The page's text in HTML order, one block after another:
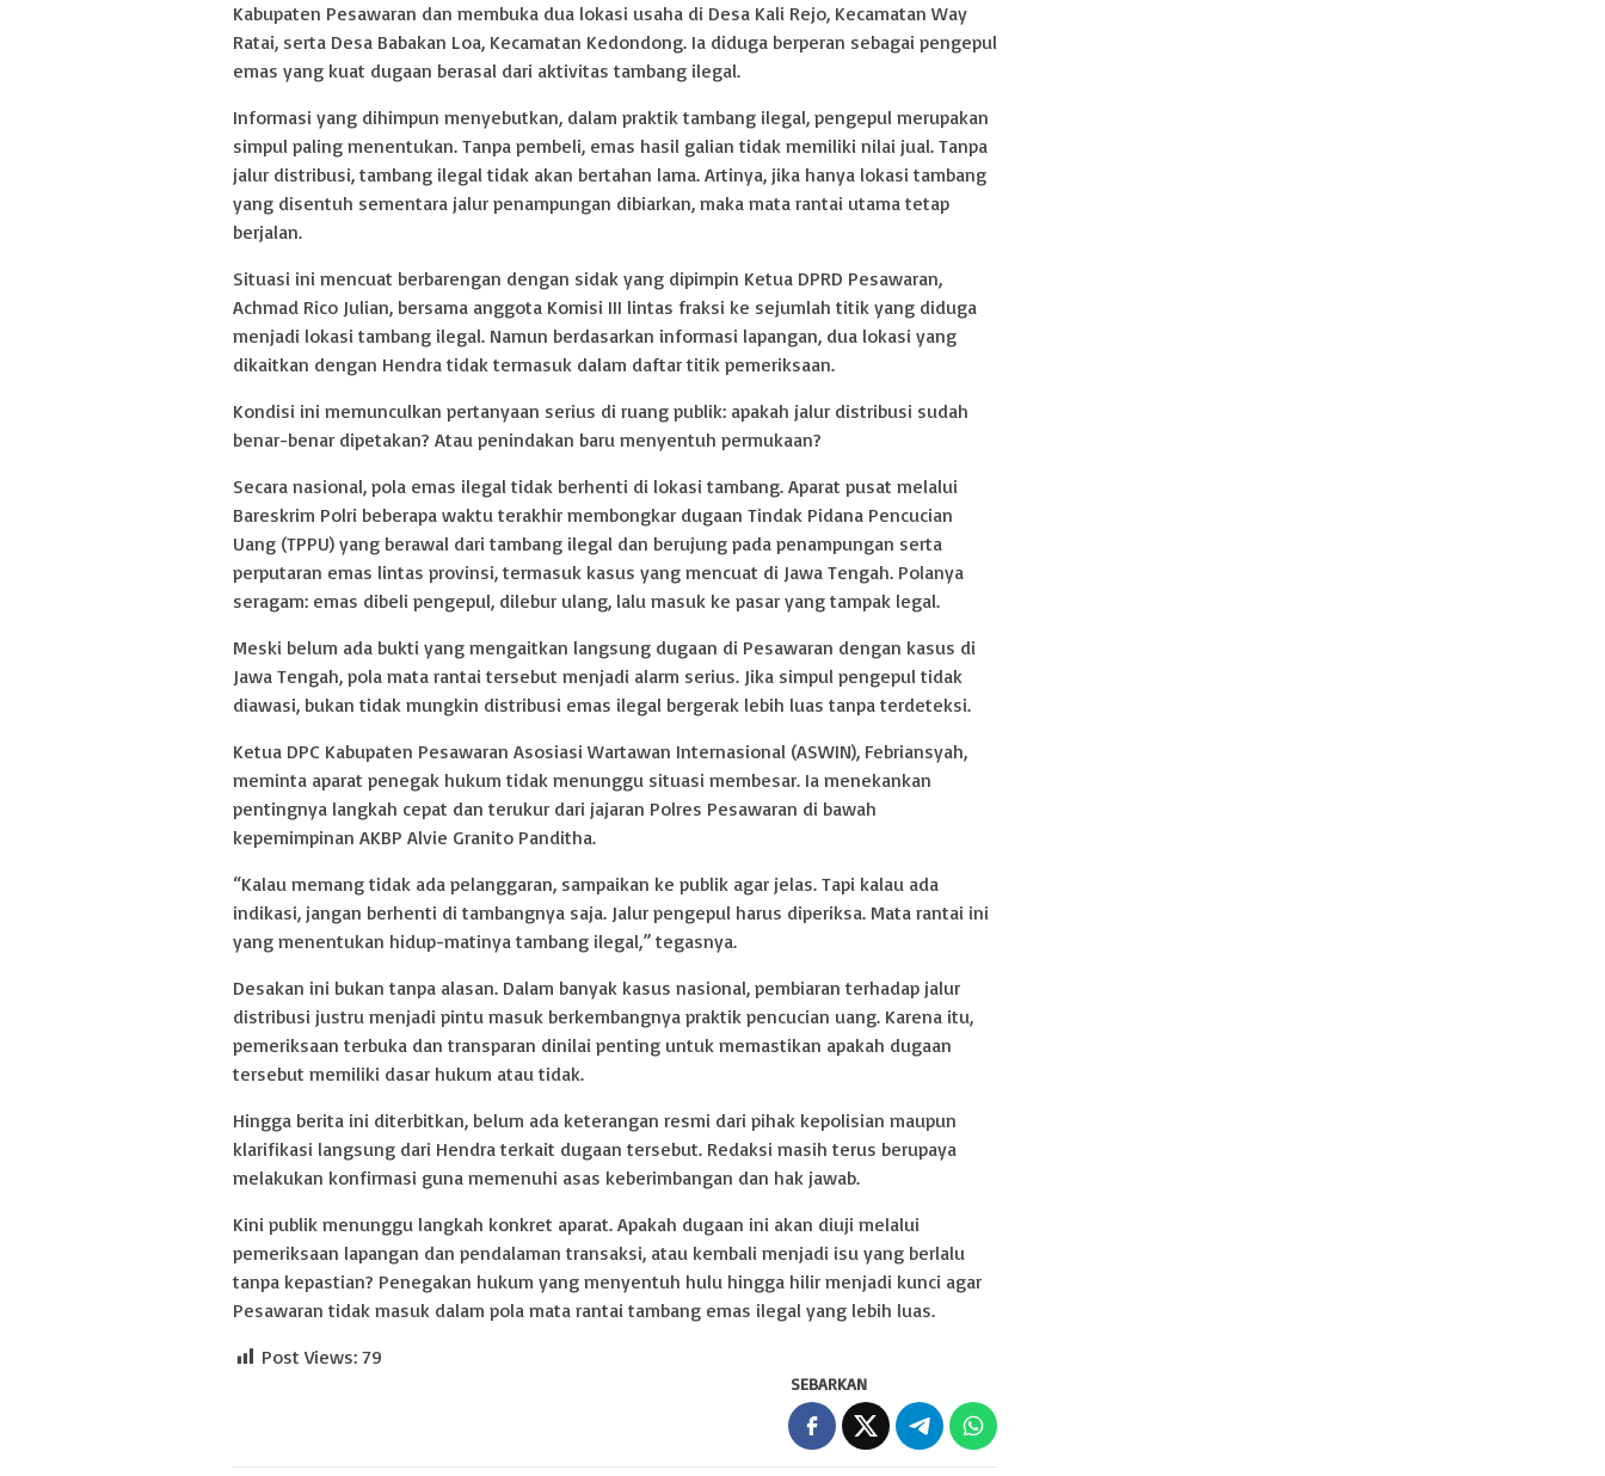
Kabupaten Pesawaran dan membuka dua lokasi usaha di Desa Kali Rejo, Kecamatan Way
Ratai, serta Desa Babakan Loa, Kecamatan Kedondong. Ia diduga berperan sebagai pengepul
emas yang kuat dugaan berasal dari aktivitas tambang ilegal.
Informasi yang dihimpun menyebutkan, dalam praktik tambang ilegal, pengepul merupakan
simpul paling menentukan. Tanpa pembeli, emas hasil galian tidak memiliki nilai jual. Tanpa
jalur distribusi, tambang ilegal tidak akan bertahan lama. Artinya, jika hanya lokasi tambang
yang disentuh sementara jalur penampungan dibiarkan, maka mata rantai utama tetap
berjalan.
Situasi ini mencuat berbarengan dengan sidak yang dipimpin Ketua DPRD Pesawaran,
Achmad Rico Julian, bersama anggota Komisi III lintas fraksi ke sejumlah titik yang diduga
menjadi lokasi tambang ilegal. Namun berdasarkan informasi lapangan, dua lokasi yang
dikaitkan dengan Hendra tidak termasuk dalam daftar titik pemeriksaan.
Kondisi ini memunculkan pertanyaan serius di ruang publik: apakah jalur distribusi sudah
benar-benar dipetakan? Atau penindakan baru menyentuh permukaan?
Secara nasional, pola emas ilegal tidak berhenti di lokasi tambang. Aparat pusat melalui
Bareskrim Polri beberapa waktu terakhir membongkar dugaan Tindak Pidana Pencucian
Uang (TPPU) yang berawal dari tambang ilegal dan berujung pada penampungan serta
perputaran emas lintas provinsi, termasuk kasus yang mencuat di Jawa Tengah. Polanya
seragam: emas dibeli pengepul, dilebur ulang, lalu masuk ke pasar yang tampak legal.
Meski belum ada bukti yang mengaitkan langsung dugaan di Pesawaran dengan kasus di
Jawa Tengah, pola mata rantai tersebut menjadi alarm serius. Jika simpul pengepul tidak
diawasi, bukan tidak mungkin distribusi emas ilegal bergerak lebih luas tanpa terdeteksi.
Ketua DPC Kabupaten Pesawaran Asosiasi Wartawan Internasional (ASWIN), Febriansyah,
meminta aparat penegak hukum tidak menunggu situasi membesar. Ia menekankan
pentingnya langkah cepat dan terukur dari jajaran Polres Pesawaran di bawah
kepemimpinan AKBP Alvie Granito Panditha.
“Kalau memang tidak ada pelanggaran, sampaikan ke publik agar jelas. Tapi kalau ada
indikasi, jangan berhenti di tambangnya saja. Jalur pengepul harus diperiksa. Mata rantai ini
yang menentukan hidup-matinya tambang ilegal,” tegasnya.
Desakan ini bukan tanpa alasan. Dalam banyak kasus nasional, pembiaran terhadap jalur
distribusi justru menjadi pintu masuk berkembangnya praktik pencucian uang. Karena itu,
pemeriksaan terbuka dan transparan dinilai penting untuk memastikan apakah dugaan
tersebut memiliki dasar hukum atau tidak.
Hingga berita ini diterbitkan, belum ada keterangan resmi dari pihak kepolisian maupun
klarifikasi langsung dari Hendra terkait dugaan tersebut. Redaksi masih terus berupaya
melakukan konfirmasi guna memenuhi asas keberimbangan dan hak jawab.
Kini publik menunggu langkah konkret aparat. Apakah dugaan ini akan diuji melalui
pemeriksaan lapangan dan pendalaman transaksi, atau kembali menjadi isu yang berlalu
tanpa kepastian? Penegakan hukum yang menyentuh hulu hingga hilir menjadi kunci agar
Pesawaran tidak masuk dalam pola mata rantai tambang emas ilegal yang lebih luas.
Post Views: 79
SEBARKAN